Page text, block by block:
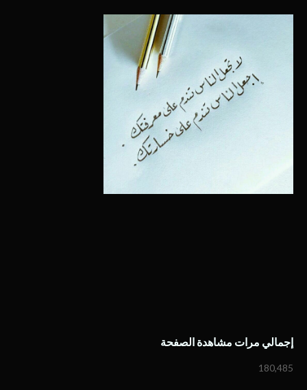
إجمالي مرات مشاهدة الصفحة
180,485